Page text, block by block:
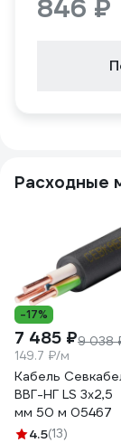
846 ₽
Расходные
-17%
7 485 ₽9 038
149.7 ₽/м
Кабель
ВВГ-НГ LS 3х2,5
мм 50 м 05467
4.5(13)